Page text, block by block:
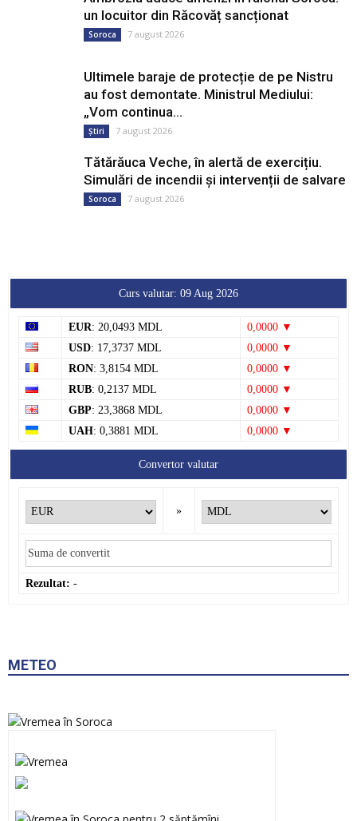
un locuitor din Răcovăț sancționat
Soroca 7 august 2026
Ultimele baraje de protecție de pe Nistru
au fost demontate. Ministrul Mediului:
„Vom continua...
Știri 7 august 2026
Tătărăuca Veche, în alertă de exercițiu.
Simulări de incendii și intervenții de salvare
Soroca 7 august 2026
Curs valutar: 09 Aug 2026
EUR: 20,0493 MDL
0,0000 ▼
USD: 17,3737 MDL
0,0000 ▼
RON: 3,8154 MDL
0,0000 ▼
RUB: 0,2137 MDL
0,0000 ▼
GBP: 23,3868 MDL
0,0000 ▼
UAH: 0,3881 MDL 0,0000 ▼
Convertor valutar
»
Rezultat: -
METEO